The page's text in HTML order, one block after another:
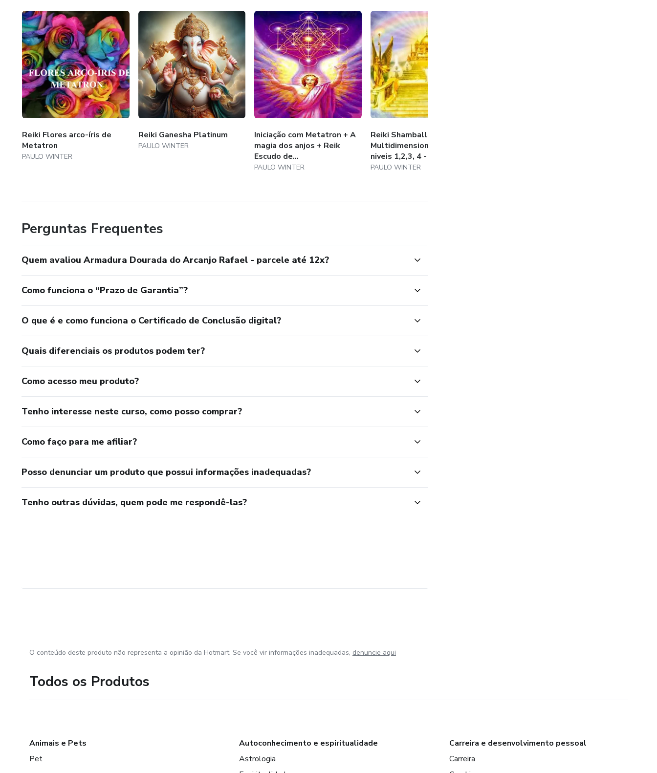
Reiki Flores arco-íris de
Metatron
PAULO WINTER
Reiki Ganesha Platinum
PAULO WINTER
Iniciação com Metatron + A
magia dos anjos + Reik
Escudo de...
PAULO WINTER
Reiki Shamballa
Multidimensional healing
niveis 1,2,3, 4 - S...
PAULO WINTER
Perguntas Frequentes
Quem avaliou Armadura Dourada do Arcanjo Rafael - parcele até 12x?
Como funciona o “Prazo de Garantia”?
O que é e como funciona o Certificado de Conclusão digital?
Quais diferenciais os produtos podem ter?
Como acesso meu produto?
Tenho interesse neste curso, como posso comprar?
Como faço para me afiliar?
Posso denunciar um produto que possui informações inadequadas?
Tenho outras dúvidas, quem pode me respondê-las?
O conteúdo deste produto não representa a opinião da Hotmart. Se você vir informações inadequadas, denuncie aqui
Todos os Produtos
Animais e Pets
Pet
Autoconhecimento e espiritualidade
Astrologia
Carreira e desenvolvimento pessoal
Carreira